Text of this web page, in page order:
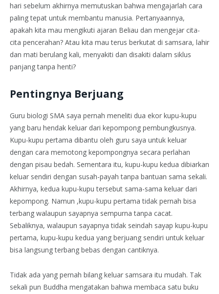
hari sebelum akhirnya memutuskan bahwa mengajarlah cara
paling tepat untuk membantu manusia. Pertanyaannya,
apakah kita mau mengikuti ajaran Beliau dan mengejar cita-
cita pencerahan? Atau kita mau terus berkutat di samsara, lahir
dan mati berulang kali, menyakiti dan disakiti dalam siklus
panjang tanpa henti?
Pentingnya Berjuang
Guru biologi SMA saya pernah meneliti dua ekor kupu-kupu
yang baru hendak keluar dari kepompong pembungkusnya.
Kupu-kupu pertama dibantu oleh guru saya untuk keluar
dengan cara memotong kepompongnya secara perlahan
dengan pisau bedah. Sementara itu, kupu-kupu kedua dibiarkan
keluar sendiri dengan susah-payah tanpa bantuan sama sekali.
Akhirnya, kedua kupu-kupu tersebut sama-sama keluar dari
kepompong. Namun ,kupu-kupu pertama tidak pernah bisa
terbang walaupun sayapnya sempurna tanpa cacat.
Sebaliknya, walaupun sayapnya tidak seindah sayap kupu-kupu
pertama, kupu-kupu kedua yang berjuang sendiri untuk keluar
bisa langsung terbang bebas dengan cantiknya.
Tidak ada yang pernah bilang keluar samsara itu mudah. Tak
sekali pun Buddha mengatakan bahwa membaca satu buku